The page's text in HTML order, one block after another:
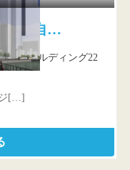
ご自…
ークビルディング22
ジ[…]